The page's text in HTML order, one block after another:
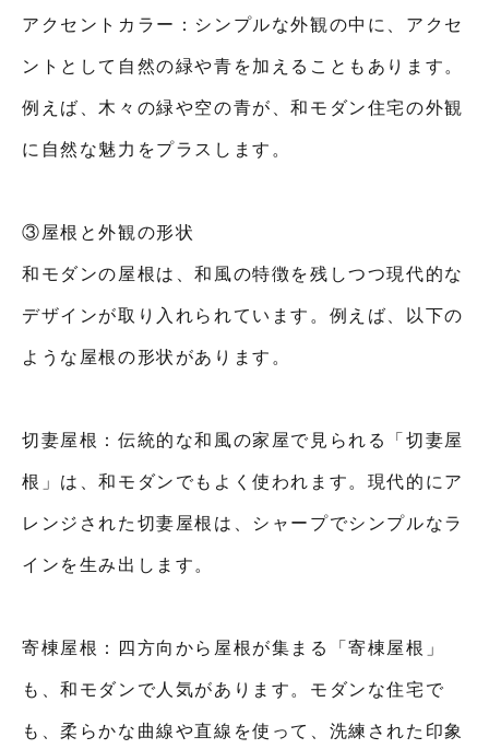
アクセントカラー：シンプルな外観の中に、アクセ
ントとして自然の緑や青を加えることもあります。
例えば、木々の緑や空の青が、和モダン住宅の外観
に自然な魅力をプラスします。
③屋根と外観の形状
和モダンの屋根は、和風の特徴を残しつつ現代的な
デザインが取り入れられています。例えば、以下の
ような屋根の形状があります。
切妻屋根：伝統的な和風の家屋で見られる「切妻屋
根」は、和モダンでもよく使われます。現代的にア
レンジされた切妻屋根は、シャープでシンプルなラ
インを生み出します。
寄棟屋根：四方向から屋根が集まる「寄棟屋根」
も、和モダンで人気があります。モダンな住宅で
も、柔らかな曲線や直線を使って、洗練された印象